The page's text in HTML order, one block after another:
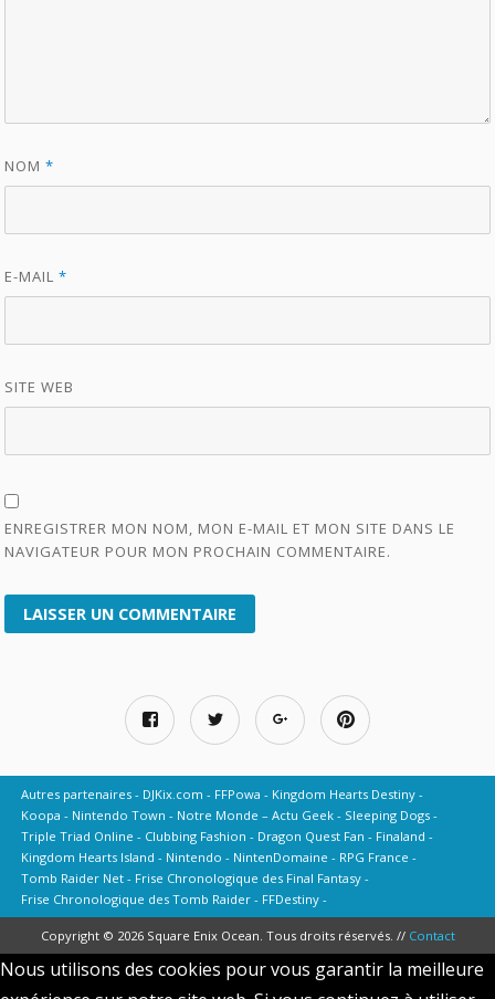
NOM*
E-MAIL*
SITE WEB
ENREGISTRER MON NOM, MON E-MAIL ET MON SITE DANS LE
NAVIGATEUR POUR MON PROCHAIN COMMENTAIRE.
Autres partenaires DJKix.com FFPowa
Kingdom Hearts Destiny
Koopa
Nintendo Town Notre Monde – Actu Geek
Sleeping Dogs
Triple Triad Online
Clubbing Fashion Dragon Quest Fan
Finaland
Kingdom Hearts Island
Nintendo NintenDomaine
RPG France
Tomb Raider Net
Frise Chronologique des Final Fantasy
Frise Chronologique des Tomb Raider
FFDestiny
Copyright © 2026 Square Enix Ocean. Tous droits réservés. // Contact
Nous utilisons des cookies pour vous garantir la meilleure